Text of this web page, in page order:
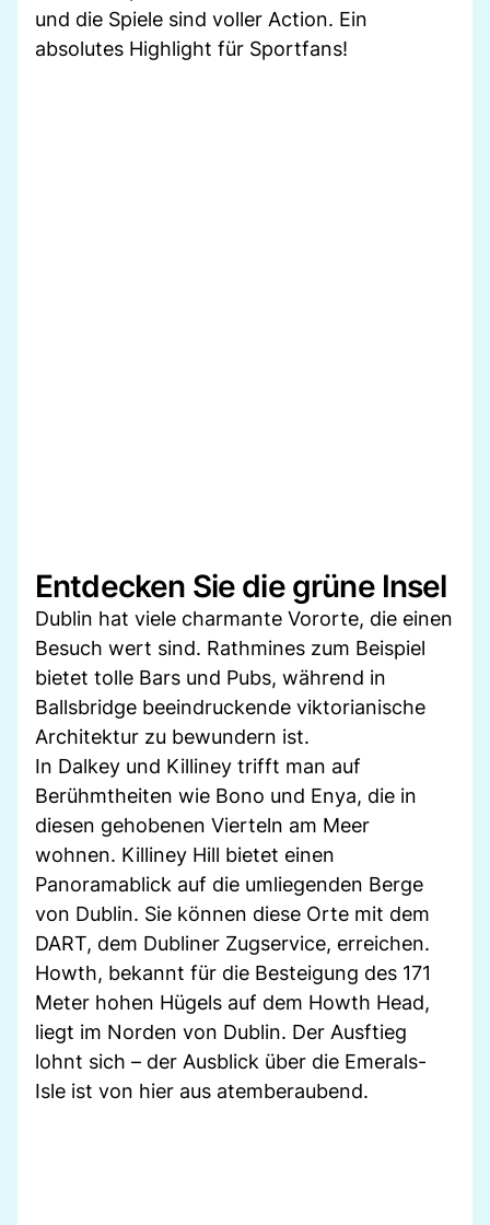
und die Spiele sind voller Action. Ein
absolutes Highlight für Sportfans!
Entdecken Sie die grüne Insel
Dublin hat viele charmante Vororte, die einen
Besuch wert sind. Rathmines zum Beispiel
bietet tolle Bars und Pubs, während in
Ballsbridge beeindruckende viktorianische
Architektur zu bewundern ist.
In Dalkey und Killiney trifft man auf
Berühmtheiten wie Bono und Enya, die in
diesen gehobenen Vierteln am Meer
wohnen. Killiney Hill bietet einen
Panoramablick auf die umliegenden Berge
von Dublin. Sie können diese Orte mit dem
DART, dem Dubliner Zugservice, erreichen.
Howth, bekannt für die Besteigung des 171
Meter hohen Hügels auf dem Howth Head,
liegt im Norden von Dublin. Der Ausftieg
lohnt sich – der Ausblick über die Emerals-
Isle ist von hier aus atemberaubend.